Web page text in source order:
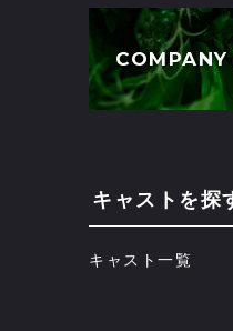
キャストを探
キャスト一覧